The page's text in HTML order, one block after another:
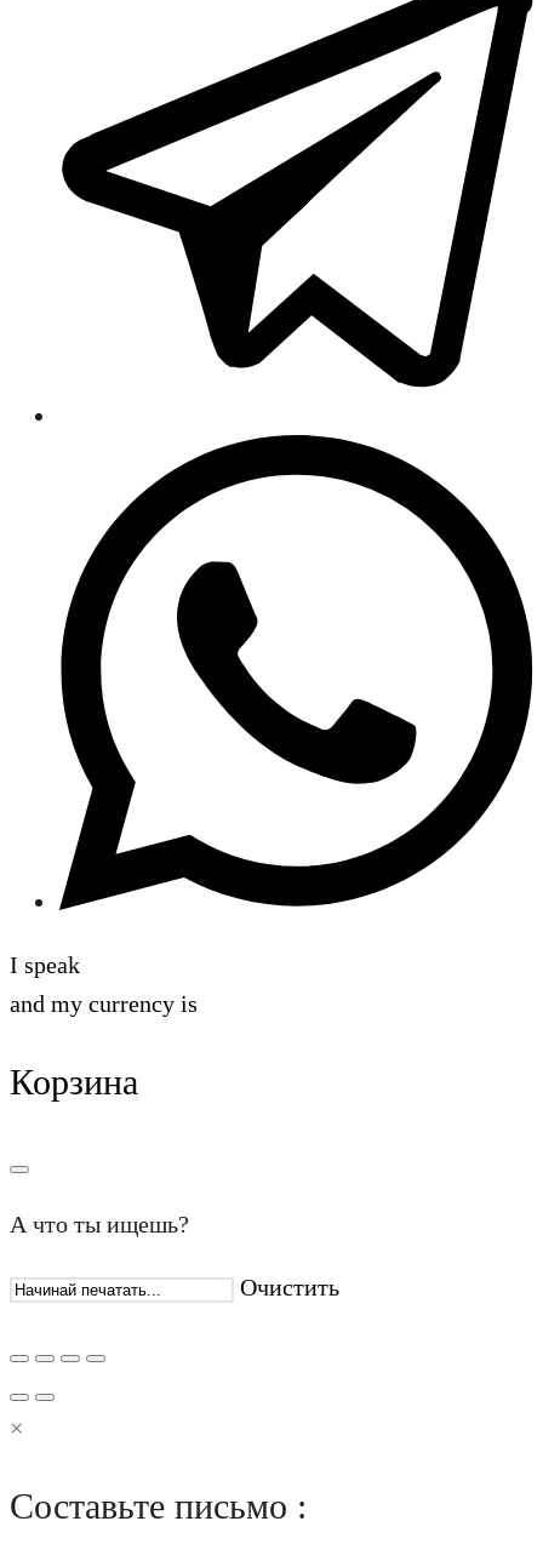
I speak
and my currency is
Корзина
А что ты ищешь?
Очистить
×
Составьте письмо :